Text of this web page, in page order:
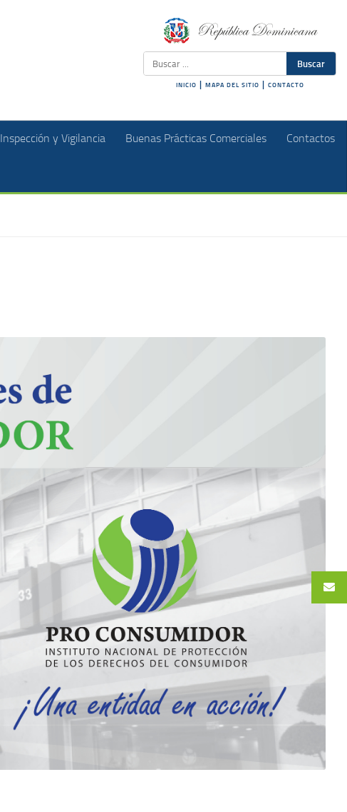
Buscar
INICIO MAPA DEL SITIO CONTACTO
Inspección y Vigilancia Buenas Prácticas Comerciales Contactos